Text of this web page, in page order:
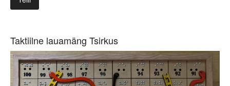
Taktiilne lauamäng Tsirkus